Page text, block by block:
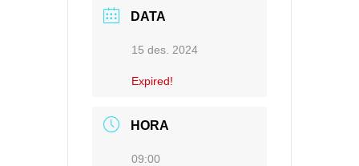
DATA
15 des. 2024
Expired!
HORA
09:00